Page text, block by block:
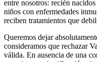
entre nosotros: recién
niños con enfermedades
reciben tratamientos que
Queremos dejar
consideramos que rechazar
válida. En ausencia de una